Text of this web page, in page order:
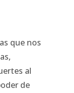
que nos
al
de